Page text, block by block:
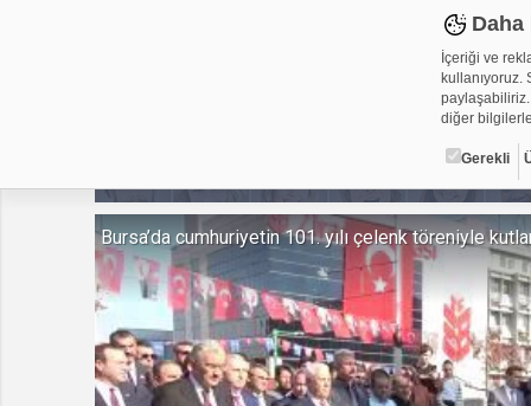
İçeriği ve
kullanıyoruz.
paylaşabiliriz.
diğer
Gerekli
Çerez
Çerezler,
metin
alanlar için
Gerekli
Bursa’da cumhuriyetin 101. yılı çelenk töreniyle